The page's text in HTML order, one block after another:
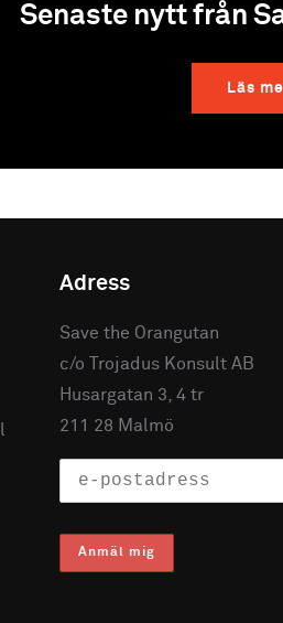
Senaste nytt från
Läs
Adress
Save the Orangutan
c/o Trojadus Konsult AB
Husargatan 3, 4 tr
211 28 Malmö